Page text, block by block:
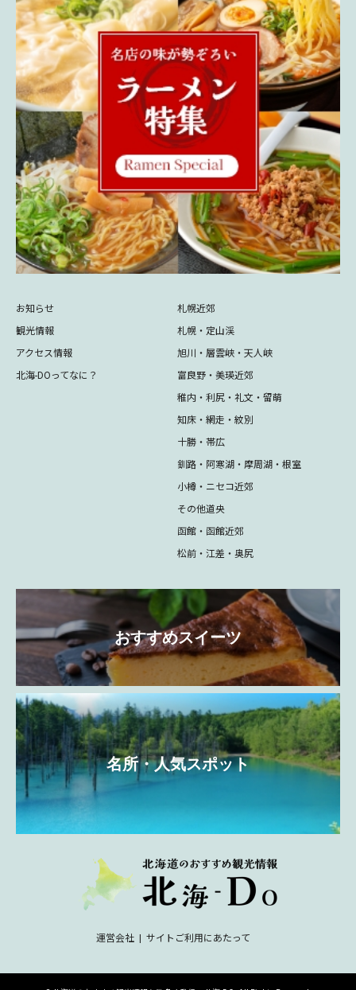
お知らせ
観光情報
アクセス情報
北海-DOってなに？
札幌近郊
札幌・定山渓
旭川・層雲峡・天人峡
富良野・美瑛近郊
稚内・利尻・礼文・留萌
知床・網走・紋別
十勝・帯広
釧路・阿寒湖・摩周湖・根室
小樽・ニセコ近郊
その他道央
函館・函館近郊
松前・江差・奥尻
おすすめスイーツ
名所・人気スポット
運営会社 サイトご利用にあたって